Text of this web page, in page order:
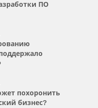
ПО
похоронить
бизнес?